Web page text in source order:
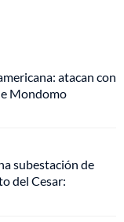
atacan con
Mondomo
subestación de
del Cesar: